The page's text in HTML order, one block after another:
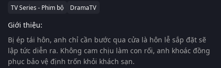
TV Series - Phim bộ DramaTV
Giới thiệu:
Bị ép tái hôn, anh chỉ cần bước qua cửa là hôn lễ sắp đặt sẽ
lập tức diễn ra. Không cam chịu làm con rối, anh khoác đồng
phục bảo vệ định trốn khỏi khách sạn.